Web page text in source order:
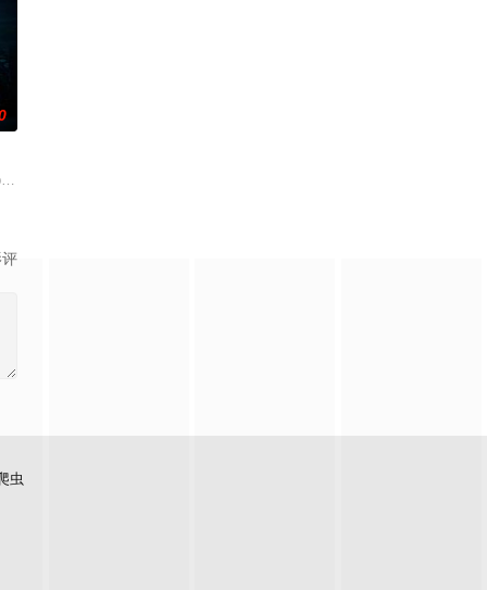
得知了哥哥马修神秘死亡的消息。萨姆与她体贴的丈夫布雷迪、关系疏远
teen's family sets
虫